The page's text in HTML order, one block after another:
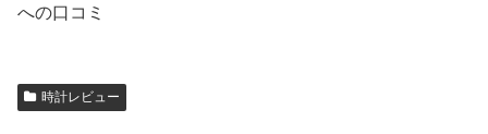
への口コミ
時計レビュー